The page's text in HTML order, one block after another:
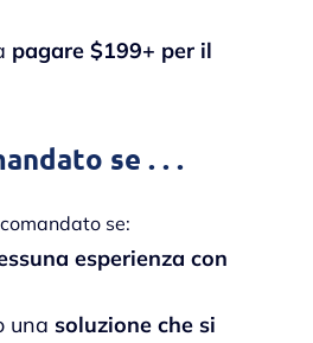
pagare $199+ per il
se . . .
se:
esperienza con
una soluzione che si